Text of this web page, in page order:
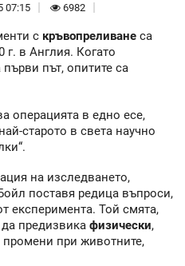
07:15 6982
с кръвопреливане са
г. в Англия. Когато
път, опитите са
операцията в едно есе,
старото в света научно
на изследването,
поставя редица въпроси,
експеримента. Той смята,
предизвика физически,
промени при животните,